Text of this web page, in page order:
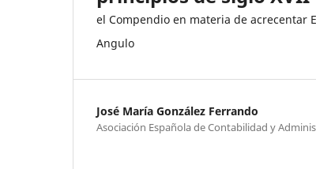
el Compendio en materia de acrecentar
Angulo
José María González Ferrando
Asociación Española de Contabilidad y